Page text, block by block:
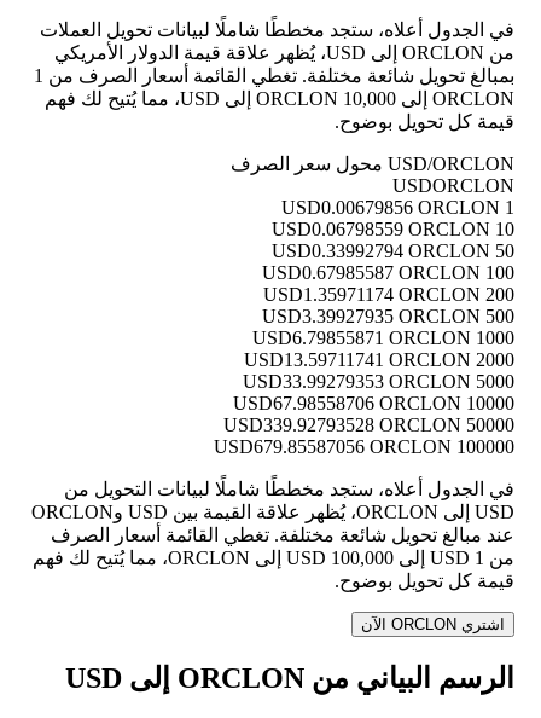
في الجدول أعلاه، ستجد مخططًا شاملًا لبيانات تحويل العملات
من ORCLON إلى USD، يُظهر علاقة قيمة الدولار الأمريكي
بمبالغ تحويل شائعة مختلفة. تغطي القائمة أسعار الصرف من 1
ORCLON إلى 10,000 ORCLON إلى USD، مما يُتيح لك فهم
قيمة كل تحويل بوضوح.
USD/ORCLON محول سعر الصرف
USDORCLON
1 USD
0.00679856 ORCLON
10 USD
0.06798559 ORCLON
50 USD
0.33992794 ORCLON
100 USD
0.67985587 ORCLON
200 USD
1.35971174 ORCLON
500 USD
3.39927935 ORCLON
1000 USD
6.79855871 ORCLON
2000 USD
13.59711741 ORCLON
5000 USD
33.99279353 ORCLON
10000 USD
67.98558706 ORCLON
50000 USD
339.92793528 ORCLON
100000 USD
679.85587056 ORCLON
في الجدول أعلاه، ستجد مخططًا شاملًا لبيانات التحويل من
USD إلى ORCLON، يُظهر علاقة القيمة بين USD وORCLON
عند مبالغ تحويل شائعة مختلفة. تغطي القائمة أسعار الصرف
من 1 USD إلى 100,000 USD إلى ORCLON، مما يُتيح لك فهم
قيمة كل تحويل بوضوح.
اشتري ORCLON الآن
الرسم البياني من ORCLON إلى USD